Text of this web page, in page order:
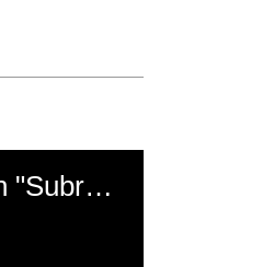
El mal momento de Yanina Gasañol con un hincha argentino en "Subrayado"